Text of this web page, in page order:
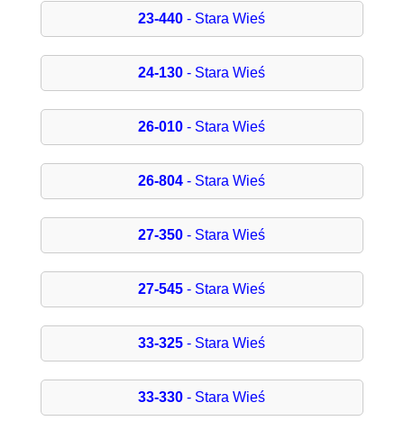
23-440 - Stara Wieś
24-130 - Stara Wieś
26-010 - Stara Wieś
26-804 - Stara Wieś
27-350 - Stara Wieś
27-545 - Stara Wieś
33-325 - Stara Wieś
33-330 - Stara Wieś